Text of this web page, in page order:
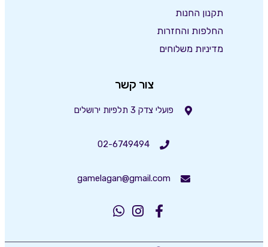
תקנון החנות
החלפות והחזרות
מדיניות משלוחים
צור קשר
פועלי צדק 3 תלפיות ירושלים
02-6749494
gamelagan@gmail.com